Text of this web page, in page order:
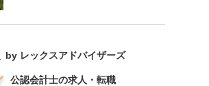
by レックスアドバイザーズ
公認会計士の求人・転職